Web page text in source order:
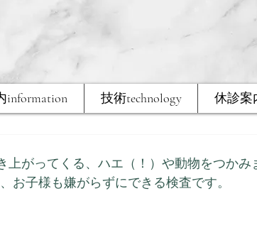
information 技術technology 休診案
上がってくる、ハエ（！）や動物をつかみ
お子様も嫌がらずにできる検査です。